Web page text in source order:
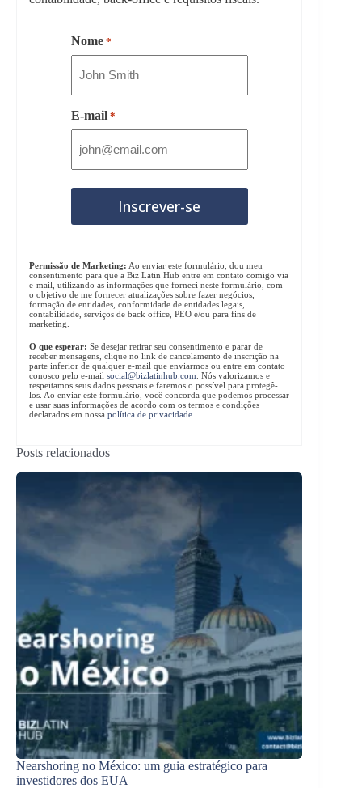
Nome *
E-mail *
Permissão de Marketing: Ao enviar este formulário, dou meu
consentimento para que a Biz Latin Hub entre em contato comigo via
e-mail, utilizando as informações que forneci neste formulário, com
o objetivo de me fornecer atualizações sobre fazer negócios,
formação de entidades, conformidade de entidades legais,
contabilidade, serviços de back office, PEO e/ou para fins de
marketing.
O que esperar: Se desejar retirar seu consentimento e parar de
receber mensagens, clique no link de cancelamento de inscrição na
parte inferior de qualquer e-mail que enviarmos ou entre em contato
conosco pelo e-mail social@bizlatinhub.com . Nós valorizamos e
respeitamos seus dados pessoais e faremos o possível para protegê-
los. Ao enviar este formulário, você concorda que podemos processar
e usar suas informações de acordo com os termos e condições
declarados em nossa política de privacidade
Posts relacionados
Nearshoring no México: um guia estratégico para
investidores dos EUA